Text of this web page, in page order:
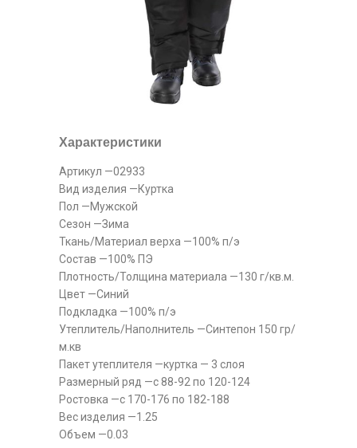
Характеристики
Артикул —02933
Вид изделия —Куртка
Пол —Мужской
Сезон —Зима
Ткань/Материал верха —100% п/э
Состав —100% ПЭ
Плотность/Толщина материала —130 г/кв.м.
Цвет —Синий
Подкладка —100% п/э
Утеплитель/Наполнитель —Синтепон 150 гр/
м.кв
Пакет утеплителя —куртка — 3 слоя
Размерный ряд —с 88-92 по 120-124
Ростовка —с 170-176 по 182-188
Вес изделия —1.25
Объем —0.03